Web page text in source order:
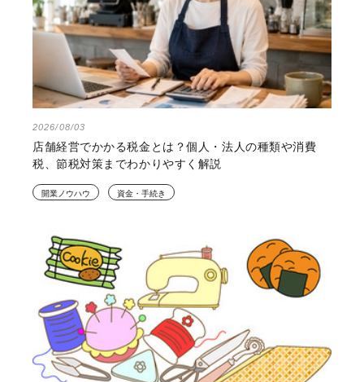
2026/08/03
店舗経営でかかる税金とは？個人・法人の種類や消費
税、節税対策までわかりやすく解説
開業ノウハウ 資金・手続き